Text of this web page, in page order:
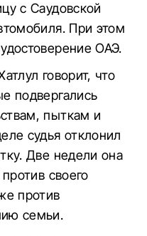
с Саудовской
При этом
ОАЭ.
говорит, что
подвергались
пыткам и
судья отклонил
Две недели она
своего
против
семьи.